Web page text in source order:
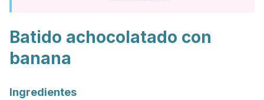
Batido achocolatado con
banana
Ingredientes